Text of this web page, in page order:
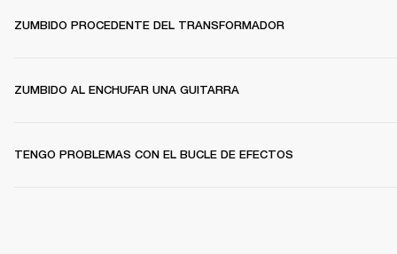
ZUMBIDO PROCEDENTE DEL TRANSFORMADOR
ZUMBIDO AL ENCHUFAR UNA GUITARRA
TENGO PROBLEMAS CON EL BUCLE DE EFECTOS